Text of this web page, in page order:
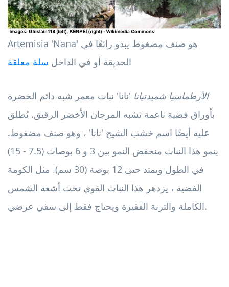
Artemisia 'Nana' هو صنف مضغوط يبدو رائعًا في
الحديقة أو في الداخل سلة معلقة
الأرطماسيا شميدتيانا 'نانا' نبات معمر شبه دائم الخضرة
بأوراق فضية ناعمة تشبه المرجان الأخضر الرقيق. يُطلق
عليه أيضًا اسم خشب الشيح 'نانا' ، وهو صنف مضغوط.
ينمو هذا النبات منخفض النمو بين 3 و 6 بوصات (7.5 - 15)
في الطول ويمتد حتى 12 بوصة (30 سم). مثل الكومة
الفضية ، يزدهر هذا النبات القوي تحت أشعة الشمس
الكاملة والتربة الفقيرة ويحتاج فقط إلى سقي عرضي.